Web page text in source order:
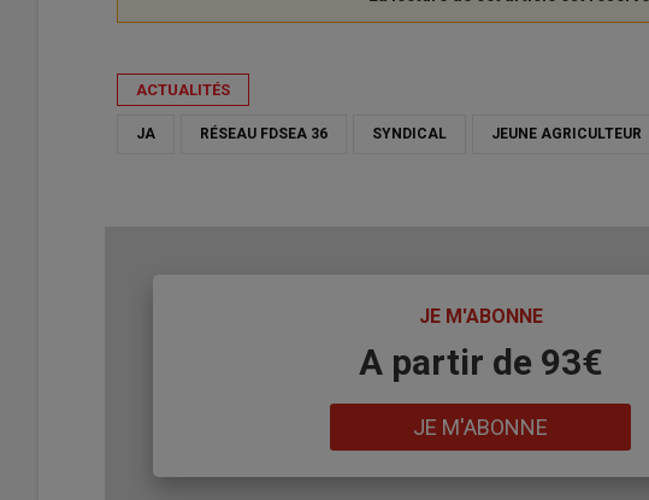
ACTUALITÉS
JA RÉSEAU FDSEA 36 SYNDICAL JEUNE AGRICULTEUR
JE M'ABONNE
A partir de 93€
JE M'ABONNE